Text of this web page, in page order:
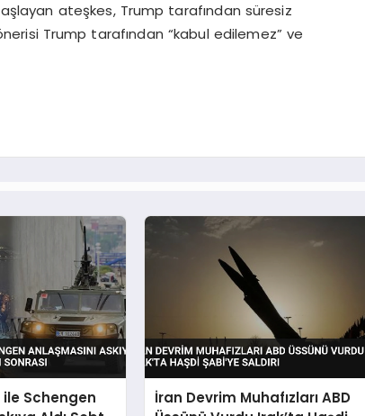
ateşkes, Trump tarafından süresiz
Trump tarafından “kabul edilemez” ve
Schengen
İran Devrim Muhafızları ABD